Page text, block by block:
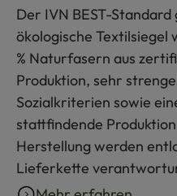
Der IVN BEST-
ökologische
% Naturfasern aus
Produktion, sehr
Sozialkriterien sowie
stattfindende
Herstellung werden
Lieferkette